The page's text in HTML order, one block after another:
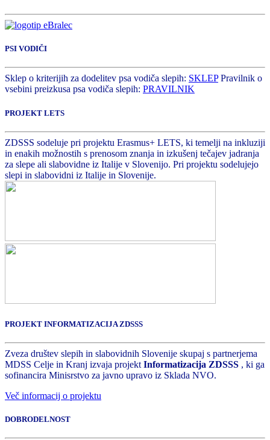
PSI VODIČI
Sklep o kriterijih za dodelitev psa vodiča slepih: SKLEPPravilnik o
vsebini preizkusa psa vodiča slepih: PRAVILNIK
PROJEKT LETS
ZDSSS sodeluje pri projektu Erasmus+ LETS, ki temelji na inkluziji
in enakih možnostih s prenosom znanja in izkušenj tečajev jadranja
za slepe ali slabovidne iz Italije v Slovenijo. Pri projektu sodelujejo
slepi in slabovidni iz Italije in Slovenije.
PROJEKT INFORMATIZACIJA ZDSSS
Zveza društev slepih in slabovidnih Slovenije skupaj s partnerjema
MDSS Celje in Kranj izvaja projekt Informatizacija ZDSSS , ki ga
sofinancira Minisrstvo za javno upravo iz Sklada NVO.
Več informacij o projektu
DOBRODELNOST